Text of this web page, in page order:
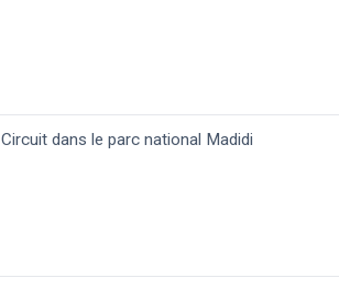
Circuit dans le parc national Madidi